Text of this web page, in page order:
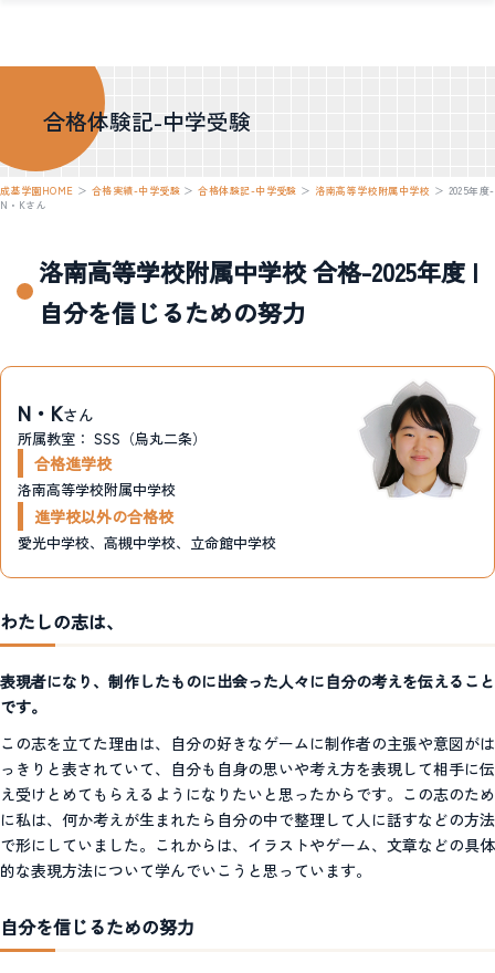
合格体験記-中学受験
成基学園HOME ＞ 合格実績-中学受験 ＞合格体験記-中学受験 ＞ 洛南高等学校附属中学校 ＞ 2025年度-
N・Kさん
洛南高等学校附属中学校 合格-2025年度 |
自分を信じるための努力
N・Kさん
所属教室： SSS（烏丸二条）
合格進学校
洛南高等学校附属中学校
進学校以外の合格校
愛光中学校、高槻中学校、立命館中学校
わたしの志は、
表現者になり、制作したものに出会った人々に自分の考えを伝えること
です。
この志を立てた理由は、自分の好きなゲームに制作者の主張や意図がは
っきりと表されていて、自分も自身の思いや考え方を表現して相手に伝
え受けとめてもらえるようになりたいと思ったからです。この志のため
に私は、何か考えが生まれたら自分の中で整理して人に話すなどの方法
で形にしていました。これからは、イラストやゲーム、文章などの具体
的な表現方法について学んでいこうと思っています。
自分を信じるための努力